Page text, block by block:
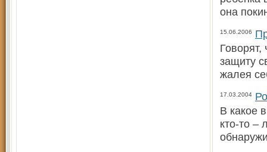
она
15.06.2006
защиту
жалея
17.03.2004
В какое
кто-то –